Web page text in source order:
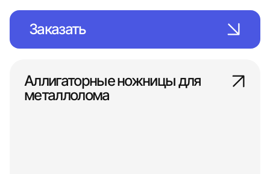
Заказать
Аллигаторные ножницы для
металлолома